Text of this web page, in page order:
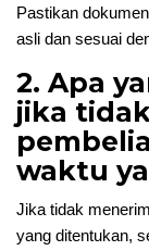
Pastikan
asli dan sesuai
2. Apa
jika
waktu
Jika tidak
yang ditentukan,